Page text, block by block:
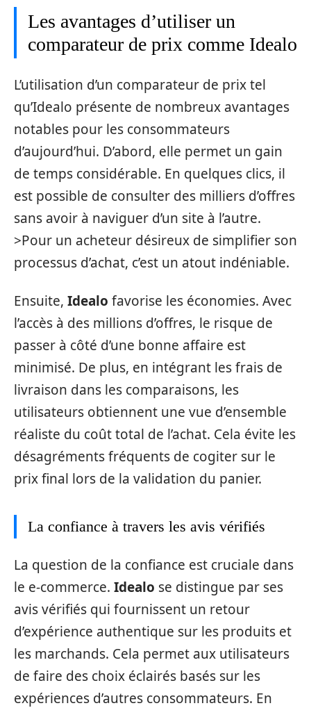
Les avantages d’utiliser un
comparateur de prix comme Idealo
L’utilisation d’un comparateur de prix tel
qu’Idealo présente de nombreux avantages
notables pour les consommateurs
d’aujourd’hui. D’abord, elle permet un gain
de temps considérable. En quelques clics, il
est possible de consulter des milliers d’offres
sans avoir à naviguer d’un site à l’autre.
>Pour un acheteur désireux de simplifier son
processus d’achat, c’est un atout indéniable.
Ensuite, Idealo favorise les économies. Avec
l’accès à des millions d’offres, le risque de
passer à côté d’une bonne affaire est
minimisé. De plus, en intégrant les frais de
livraison dans les comparaisons, les
utilisateurs obtiennent une vue d’ensemble
réaliste du coût total de l’achat. Cela évite les
désagréments fréquents de cogiter sur le
prix final lors de la validation du panier.
La confiance à travers les avis vérifiés
La question de la confiance est cruciale dans
le e-commerce. Idealo se distingue par ses
avis vérifiés qui fournissent un retour
d’expérience authentique sur les produits et
les marchands. Cela permet aux utilisateurs
de faire des choix éclairés basés sur les
expériences d’autres consommateurs. En